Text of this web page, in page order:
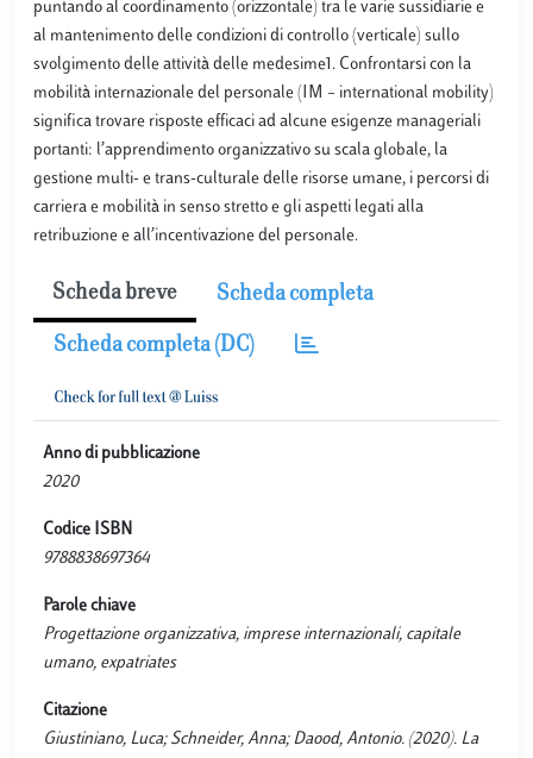
puntando al coordinamento (orizzontale) tra le varie sussidiarie e
al mantenimento delle condizioni di controllo (verticale) sullo
svolgimento delle attività delle medesime1. Confrontarsi con la
mobilità internazionale del personale (IM – international mobility)
significa trovare risposte efficaci ad alcune esigenze manageriali
portanti: l’apprendimento organizzativo su scala globale, la
gestione multi- e trans-culturale delle risorse umane, i percorsi di
carriera e mobilità in senso stretto e gli aspetti legati alla
retribuzione e all’incentivazione del personale.
Scheda breve Scheda completa
Scheda completa (DC)
Anno di pubblicazione
2020
Codice ISBN
9788838697364
Parole chiave
Progettazione organizzativa, imprese internazionali, capitale
umano, expatriates
Citazione
Giustiniano, Luca; Schneider, Anna; Daood, Antonio. (2020). La